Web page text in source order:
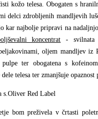
kožo telesa. Obogaten s
delci zdrobljenih mandljevih
kar najbolje pripravi na
koncentrat - svilnata
oljem mandljev iz
ter obogatena s
telesa ter zmanjšuje opaznost
s.Oliver Red Label
bom preživela v črtasti